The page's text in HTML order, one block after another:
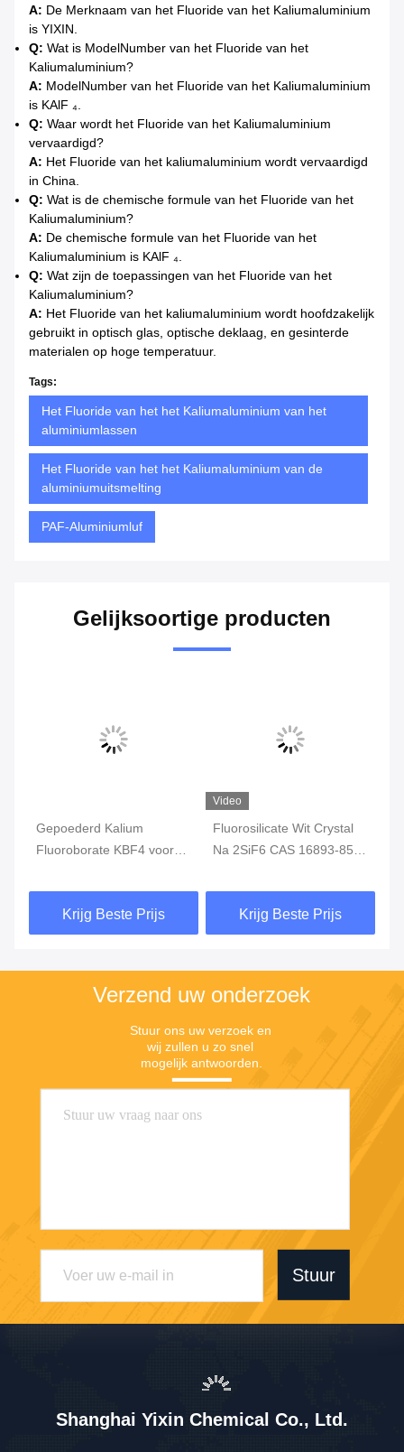
A: De Merknaam van het Fluoride van het Kaliumaluminium
is YIXIN.
Q: Wat is ModelNumber van het Fluoride van het
Kaliumaluminium?
A: ModelNumber van het Fluoride van het Kaliumaluminium
is KAlF ₄.
Q: Waar wordt het Fluoride van het Kaliumaluminium
vervaardigd?
A: Het Fluoride van het kaliumaluminium wordt vervaardigd
in China.
Q: Wat is de chemische formule van het Fluoride van het
Kaliumaluminium?
A: De chemische formule van het Fluoride van het
Kaliumaluminium is KAlF ₄.
Q: Wat zijn de toepassingen van het Fluoride van het
Kaliumaluminium?
A: Het Fluoride van het kaliumaluminium wordt hoofdzakelijk
gebruikt in optisch glas, optische deklaag, en gesinterde
materialen op hoge temperatuur.
Tags:
Het Fluoride van het het Kaliumaluminium van het
aluminiumlassen
Het Fluoride van het het Kaliumaluminium van de
aluminiumuitsmelting
PAF-Aluminiumluf
Gelijksoortige producten
Gepoederd Kalium
Fluoroborate KBF4 voor
eling
Krijg Beste Prijs
Video
Fluorosilicate Wit Crystal
Na 2SiF6 CAS 16893-85-9
Zuiverheids99% Natrium
Krijg Beste Prijs
Verzend uw onderzoek
Stuur ons uw verzoek en
wij zullen u zo snel
mogelijk antwoorden.
Stuur
Shanghai Yixin Chemical Co., Ltd.